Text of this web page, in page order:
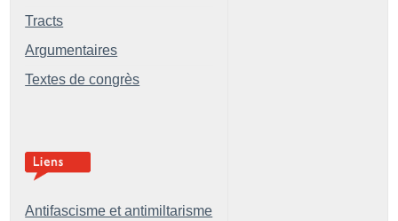
Tracts
Argumentaires
Textes de congrès
Antifascisme et antimiltarisme